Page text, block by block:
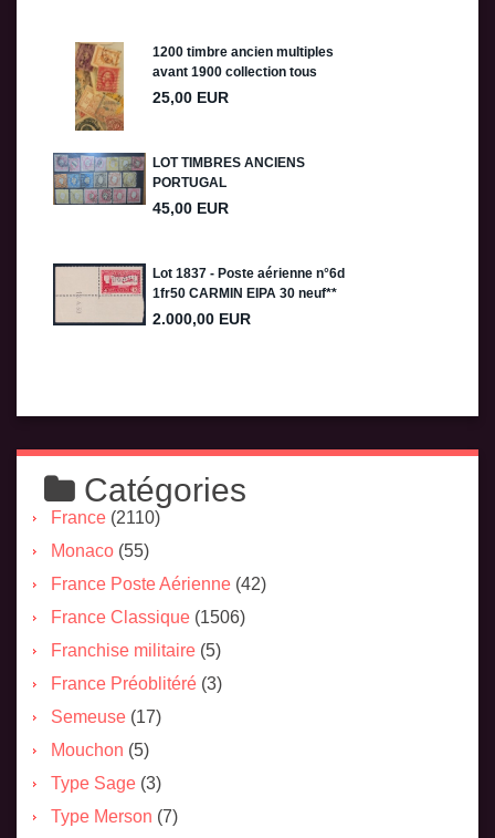
Catégories
France (2110)
Monaco (55)
France Poste Aérienne (42)
France Classique (1506)
Franchise militaire (5)
France Préoblitéré (3)
Semeuse (17)
Mouchon (5)
Type Sage (3)
Type Merson (7)